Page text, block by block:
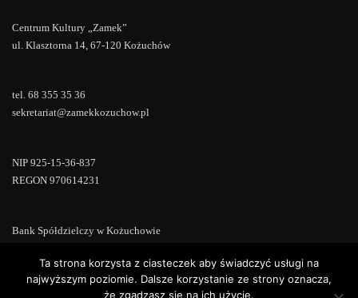
Centrum Kultury „Zamek”
ul. Klasztorna 14, 67-120 Kożuchów
tel. 68 355 35 36
sekretariat@zamekkozuchow.pl
NIP 925-15-36-837
REGON 970614231
Bank Spółdzielczy w Kożuchowie
Ta strona korzysta z ciasteczek aby świadczyć usługi na
najwyższym poziomie. Dalsze korzystanie ze strony oznacza,
że zgadzasz się na ich użycie.